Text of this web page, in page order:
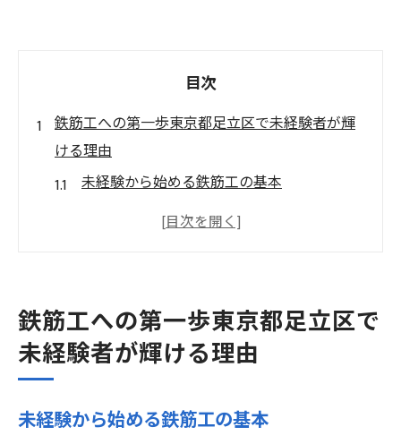
目次
鉄筋工への第一歩東京都足立区で未経験者が輝
ける理由
未経験から始める鉄筋工の基本
足立区での鉄筋工という選択肢
足立区での鉄筋工としてのキャリアパス
鉄筋工の仕事で得られるスキル
未経験者歓迎足立区で鉄筋工として成長するた
充実した研修制度の内容
鉄筋工への第一歩東京都足立区で
未経験者が輝ける理由
未経験から始める鉄筋工の基本